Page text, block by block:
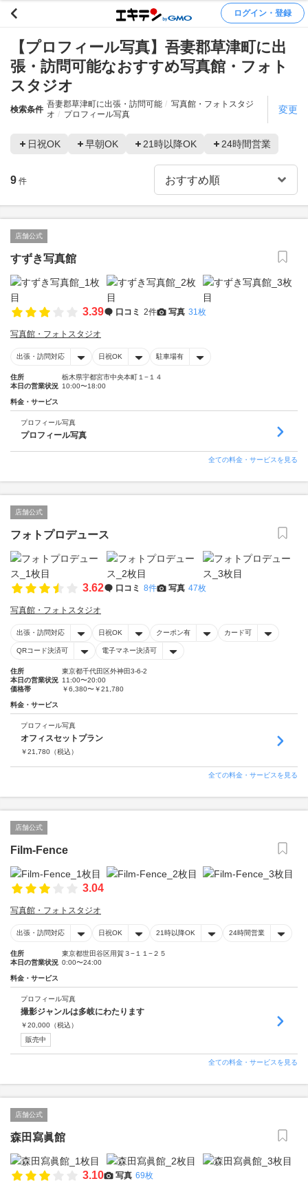
ログイン・登録
【プロフィール写真】吾妻郡草津町に出
張・訪問可能なおすすめ写真館・フォト
スタジオ
検索条件
吾妻郡草津町に出張・訪問可能
写真館・フォトスタジ
オ
プロフィール写真 変更
日祝OK 早朝OK 21時以降OK 24時間営業
9 件
店舗公式
すずき写真館
3.39 口コミ 2件 写真 31枚
写真館・フォトスタジオ
出張・訪問対応 日祝OK 駐車場有
住所
栃木県宇都宮市中央本町１−１４
本日の営業状況 10:00〜18:00
料金・サービス
プロフィール写真
プロフィール写真
全ての料金・サービスを見る
店舗公式
フォトプロデュース
3.62 口コミ 8件 写真 47枚
写真館・フォトスタジオ
出張・訪問対応 日祝OK クーポン有 カード可
QRコード決済可 電子マネー決済可
住所
東京都千代田区外神田3-6-2
本日の営業状況 11:00〜20:00
価格帯
￥6,380〜￥21,780
料金・サービス
プロフィール写真
オフィスセットプラン
￥21,780 （税込）
全ての料金・サービスを見る
店舗公式
Film-Fence
3.04
写真館・フォトスタジオ
出張・訪問対応 日祝OK 21時以降OK 24時間営業
住所
東京都世田谷区用賀３−１１−２５
本日の営業状況 0:00〜24:00
料金・サービス
プロフィール写真
撮影ジャンルは多岐にわたります
￥20,000 （税込）
販売中
全ての料金・サービスを見る
店舗公式
森田寫眞館
3.10 写真 69枚